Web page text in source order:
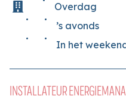
Overdag
’s avonds
In het
INSTALLATEUR